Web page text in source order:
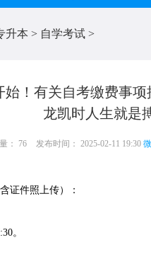
升本 > 自学考试 >
始！有关自考缴费事
龙凯时人生就是
： 76 发布时间： 2025-02-11 19:30
件照上传）：
。